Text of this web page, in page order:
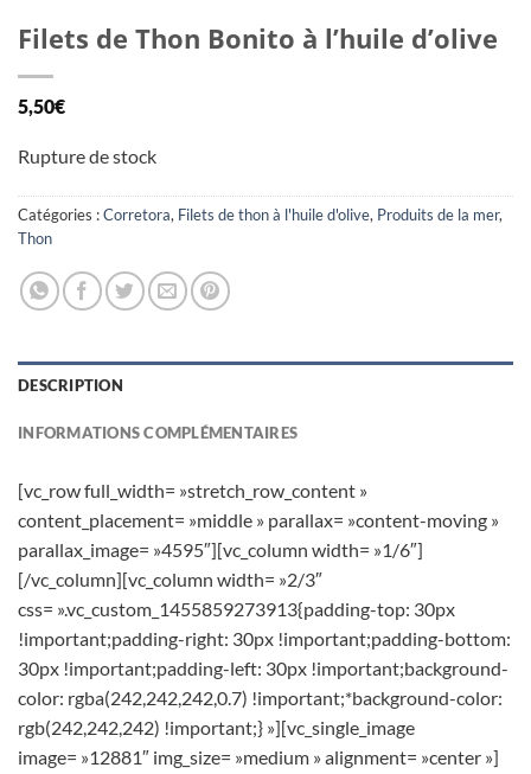
Filets de Thon Bonito à l’huile d’olive
5,50€
Rupture de stock
Catégories :Corretora, Filets de thon à l'huile d'olive, Produits de la mer,
Thon
DESCRIPTION
INFORMATIONS COMPLÉMENTAIRES
[vc_row full_width= »stretch_row_content »
content_placement= »middle » parallax= »content-moving »
parallax_image= »4595″][vc_column width= »1/6″]
[/vc_column][vc_column width= »2/3″
css= ».vc_custom_1455859273913{padding-top: 30px
!important;padding-right: 30px !important;padding-bottom:
30px !important;padding-left: 30px !important;background-
color: rgba(242,242,242,0.7) !important;*background-color:
rgb(242,242,242) !important;} »][vc_single_image
image= »12881″ img_size= »medium » alignment= »center »]